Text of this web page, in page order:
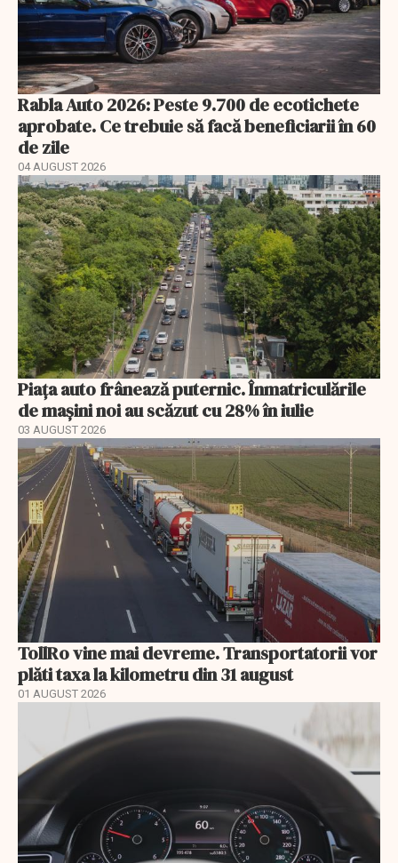
Rabla Auto 2026: Peste 9.700 de ecotichete
aprobate. Ce trebuie să facă beneficiarii în 60
de zile
04 AUGUST 2026
Piața auto frânează puternic. Înmatriculările
de mașini noi au scăzut cu 28% în iulie
03 AUGUST 2026
TollRo vine mai devreme. Transportatorii vor
plăti taxa la kilometru din 31 august
01 AUGUST 2026